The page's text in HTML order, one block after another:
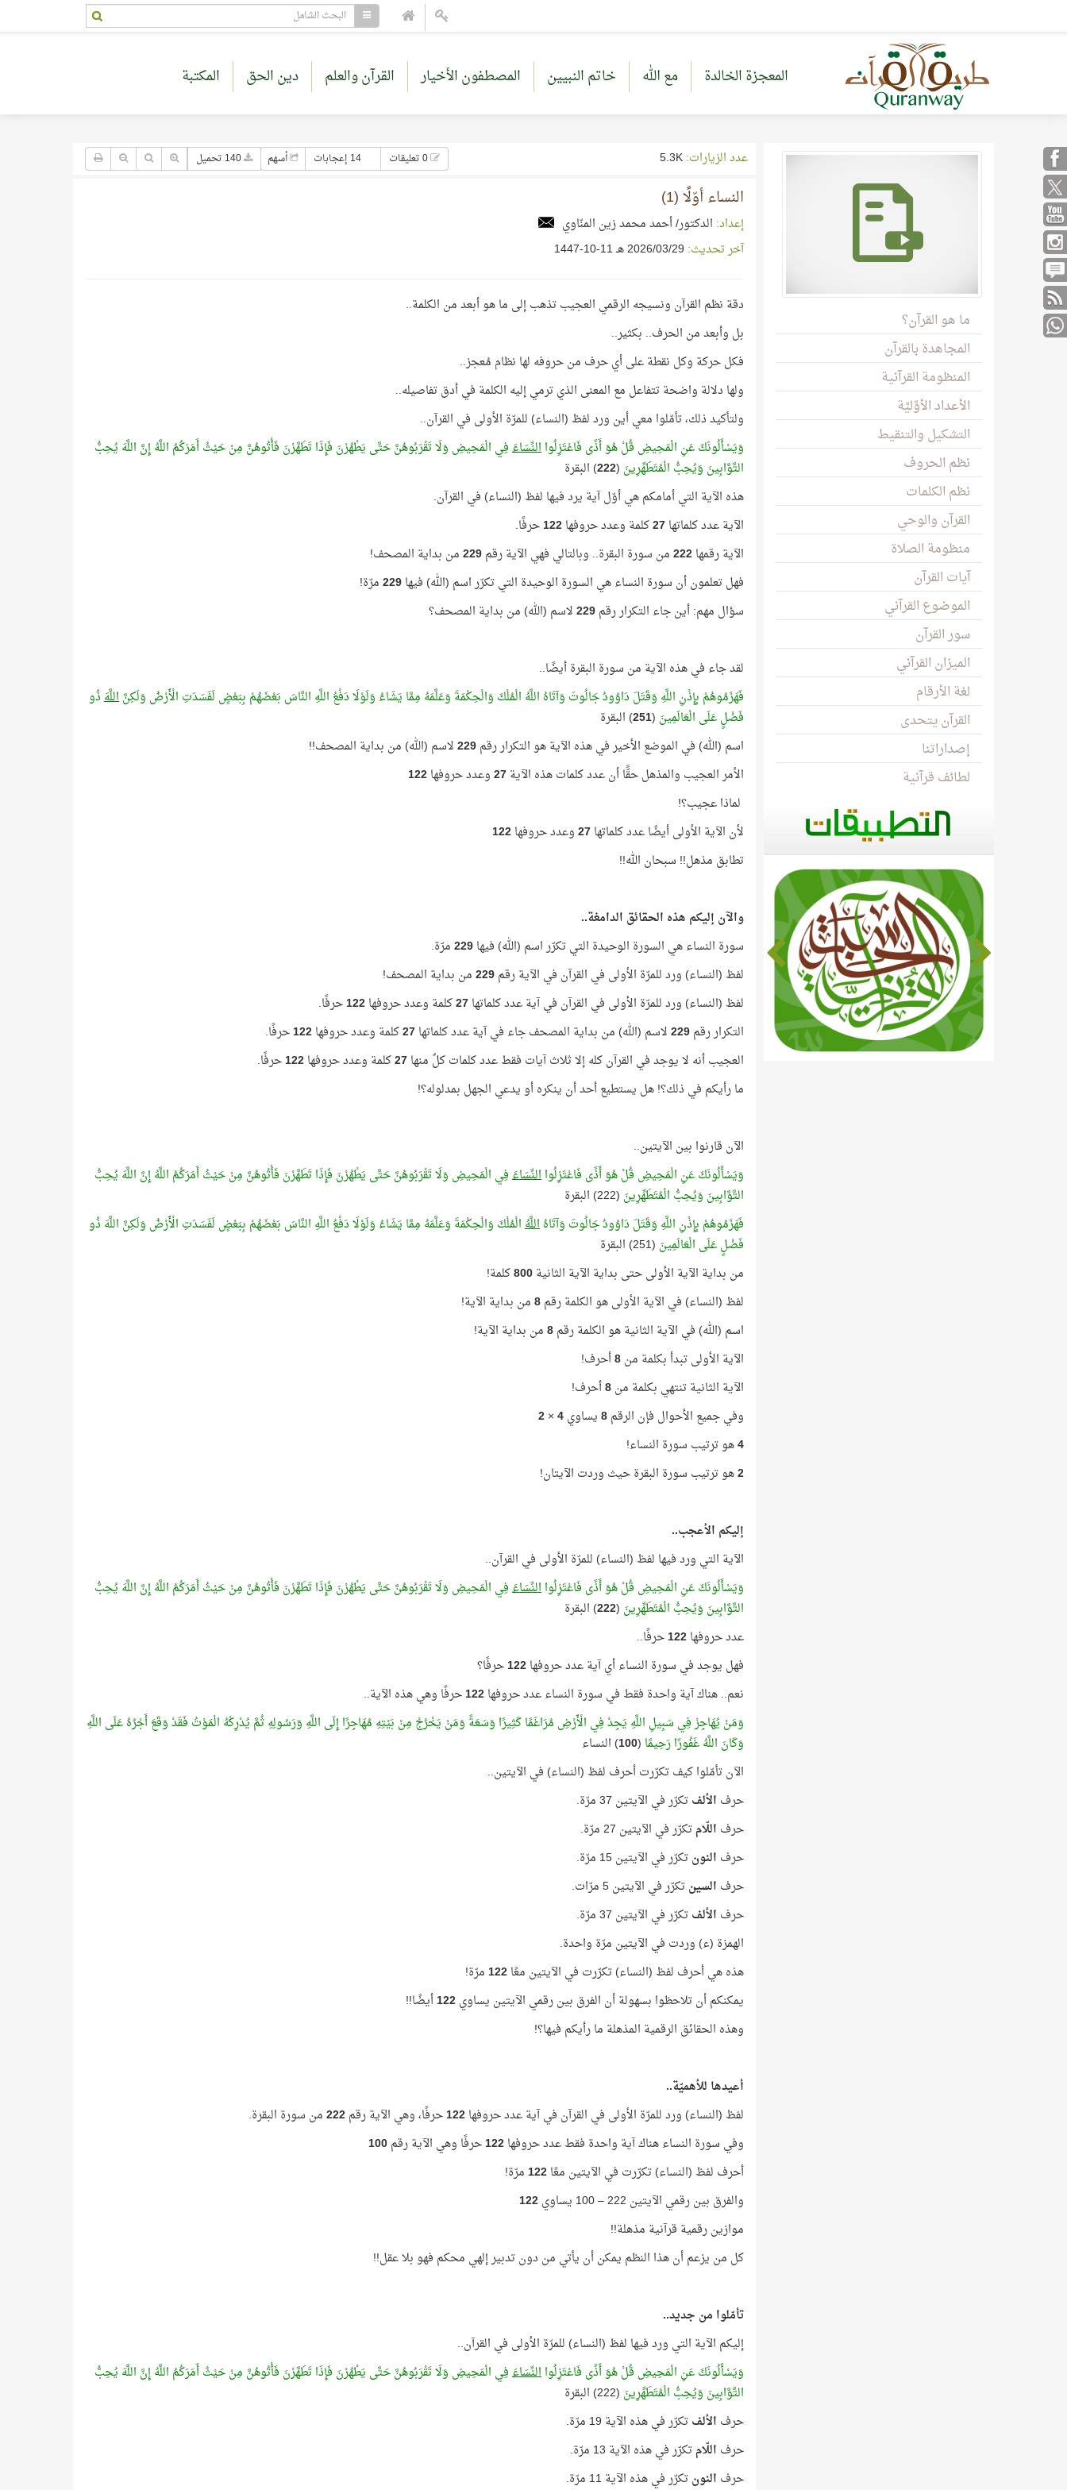
المعجزة الخالدة مع الله خاتم النبيين المصطفون الأخيار القرآن والعلم دين الحق المكتبة
ما هو القرآن؟
المجاهدة بالقرآن
المنظومة القرآنية
الأعداد الأوَّليَّة
التشكيل والتنقيط
نظم الحروف
نظم الكلمات
القرآن والوحي
منظومة الصلاة
آيات القرآن
الموضوع القرآني
سور القرآن
الميزان القرآني
لغة الأرقام
القرآن يتحدى
إصداراتنا
لطائف قرآنية
عدد الزيارات: 14 إعجابات أسهم
النساء أوّلًا (1)
إعداد: الدكتور/ أحمد محمد زين المنّاوي
آخر تحديث: 29‏/03‏/2026 هـ 11-10-1447
دقة نظم القرآن ونسيجه الرقمي العجيب تذهب إلى ما هو أبعد من الكلمة..
بل وأبعد من الحرف.. بكثير..
فكل حركة وكل نقطة على أي حرف من حروفه لها نظام مُعجز..
ولها دلالة واضحة تتفاعل مع المعنى الذي ترمي إليه الكلمة في أدق تفاصيله..
ولتأكيد ذلك، تأمّلوا معي أين ورد لفظ (النساء) للمرّة الأولى في القرآن..
وَيَسْأَلُونَكَ عَنِ الْمَحِيضِ قُلْ هُوَ أَذًى فَاعْتَزِلُواالنِّسَاءَفِي الْمَحِيضِ وَلَا تَقْرَبُوهُنَّ حَتَّى يَطْهُرْنَ فَإِذَا تَطَهَّرْنَ فَأْتُوهُنَّ مِنْ حَيْثُ أَمَرَكُمُ اللَّهُ إِنَّ اللَّهَ يُحِبُّ
التَّوَّابِينَ وَيُحِبُّ الْمُتَطَهِّرِينَ (
222) البقرة
هذه الآية التي أمامكم هي أوّل آية يرد فيها لفظ (النساء) في القرآن.
الآية عدد كلماتها27كلمة وعدد حروفها122حرفًا.
الآية رقمها222من سورة البقرة.. وبالتالي فهي الآية رقم229من بداية المصحف!
فهل تعلمون أن سورة النساء هي السورة الوحيدة التي تكرّر اسم (الله) فيها229مرّة!
سؤال مهم: أين جاء التكرار رقم229لاسم (الله) من بداية المصحف؟
لقد جاء في هذه الآية من سورة البقرة أيضًا..
فَهَزَمُوهُمْ بِإِذْنِ اللَّهِ وَقَتَلَ دَاوُودُ جَالُوتَ وَآتَاهُ اللَّهُ الْمُلْكَ وَالْحِكْمَةَ وَعَلَّمَهُ مِمَّا يَشَاءُ وَلَوْلَا دَفْعُ اللَّهِ النَّاسَ بَعْضَهُمْ بِبَعْضٍ لَفَسَدَتِ الْأَرْضُ وَلَكِنَّاللَّهَذُو
فَضْلٍ عَلَى الْعَالَمِينَ (
251) البقرة
اسم (الله) في الموضع الأخير في هذه الآية هو التكرار رقم229لاسم (الله) من بداية المصحف!!
الأمر العجيب والمذهل حقًّا أن عدد كلمات هذه الآية27وعدد حروفها122
لماذا عجيب؟!
لأن الآية الأولى أيضًا عدد كلماتها27وعدد حروفها122
تطابق مذهل!! سبحان الله!!
والآن إليكم هذه الحقائق الدامغة..
سورة النساء هي السورة الوحيدة التي تكرّر اسم (الله) فيها229مرّة.
لفظ (النساء) ورد للمرّة الأولى في القرآن في الآية رقم229من بداية المصحف!
لفظ (النساء) ورد للمرّة الأولى في القرآن في آية عدد كلماتها27كلمة وعدد حروفها122حرفًا.
التكرار رقم229لاسم (الله) من بداية المصحف جاء في آية عدد كلماتها27كلمة وعدد حروفها122حرفًا.
العجيب أنه لا يوجد في القرآن كله إلا ثلاث آيات فقط عدد كلمات كلٌ منها27كلمة وعدد حروفها122حرفًا.
ما رأيكم في ذلك؟! هل يستطيع أحد أن ينكره أو يدعي الجهل بمدلوله؟!
الآن قارنوا بين الآيتين..
وَيَسْأَلُونَكَ عَنِ الْمَحِيضِ قُلْ هُوَ أَذًى فَاعْتَزِلُواالنِّسَاءَفِي الْمَحِيضِ وَلَا تَقْرَبُوهُنَّ حَتَّى يَطْهُرْنَ فَإِذَا تَطَهَّرْنَ فَأْتُوهُنَّ مِنْ حَيْثُ أَمَرَكُمُ اللَّهُ إِنَّ اللَّهَ يُحِبُّ
التَّوَّابِينَ وَيُحِبُّ الْمُتَطَهِّرِينَ (222) البقرة
فَهَزَمُوهُمْ بِإِذْنِ اللَّهِ وَقَتَلَ دَاوُودُ جَالُوتَ وَآتَاهُاللَّهُالْمُلْكَ وَالْحِكْمَةَ وَعَلَّمَهُ مِمَّا يَشَاءُ وَلَوْلَا دَفْعُ اللَّهِ النَّاسَ بَعْضَهُمْ بِبَعْضٍ لَفَسَدَتِ الْأَرْضُ وَلَكِنَّ اللَّهَ ذُو
فَضْلٍ عَلَى الْعَالَمِينَ (251) البقرة
من بداية الآية الأولى حتى بداية الآية الثانية800كلمة!
لفظ (النساء) في الآية الأولى هو الكلمة رقم8من بداية الآية!
اسم (الله) في الآية الثانية هو الكلمة رقم8من بداية الآية!
الآية الأولى تبدأ بكلمة من8أحرف!
الآية الثانية تنتهي بكلمة من8أحرف!
وفي جميع الأحوال فإن الرقم8يساوي4
×
2
4هو ترتيب سورة النساء!
2هو ترتيب سورة البقرة حيث وردت الآيتان!
إليكم الأعجب..
الآية التي ورد فيها لفظ (النساء) للمرّة الأولى في القرآن..
وَيَسْأَلُونَكَ عَنِ الْمَحِيضِ قُلْ هُوَ أَذًى فَاعْتَزِلُواالنِّسَاءَفِي الْمَحِيضِ وَلَا تَقْرَبُوهُنَّ حَتَّى يَطْهُرْنَ فَإِذَا تَطَهَّرْنَ فَأْتُوهُنَّ مِنْ حَيْثُ أَمَرَكُمُ اللَّهُ إِنَّ اللَّهَ يُحِبُّ
التَّوَّابِينَ وَيُحِبُّ الْمُتَطَهِّرِينَ (
222) البقرة
عدد حروفها122حرفًا..
فهل يوجد في سورة النساء أي آية عدد حروفها122حرفًا؟
نعم.. هناك آية واحدة فقط في سورة النساء عدد حروفها122حرفًا وهي هذه الآية..
وَمَنْ يُهَاجِرْ فِي سَبِيلِ اللَّهِ يَجِدْ فِي الْأَرْضِ مُرَاغَمًا كَثِيرًا وَسَعَةً وَمَنْ يَخْرُجْ مِنْ بَيْتِهِ مُهَاجِرًا إِلَى اللَّهِ وَرَسُولِهِ ثُمَّ يُدْرِكْهُ الْمَوْتُ فَقَدْ وَقَعَ أَجْرُهُ عَلَى اللَّهِ
وَكَانَ اللَّهُ غَفُورًا رَحِيمًا (
100) النساء
الآن تأمّلوا كيف تكرّرت أحرف لفظ (النساء) في الآيتين..
حرف الألفتكرّر في الآيتين 37 مرّة.
حرف اللّامتكرّر في الآيتين 27 مرّة.
حرف النونتكرّر في الآيتين 15 مرّة.
حرف السينتكرّر في الآيتين 5 مرّات.
حرف الألفتكرّر في الآيتين 37 مرّة.
الهمزة (ء) وردت في الآيتين مرّة واحدة.
هذه هي أحرف لفظ (النساء) تكرّرت في الآيتين معًا122مرّة!
يمكنكم أن تلاحظوا بسهولة أن الفرق بين رقمي الآيتين يساوي122أيضًا!!
وهذه الحقائق الرقمية المذهلة ما رأيكم فيها؟!
أعيدها للأهميّة..
لفظ (النساء) ورد للمرّة الأولى في القرآن في آية عدد حروفها122حرفًا، وهي الآية رقم222من سورة البقرة.
وفي سورة النساء هناك آية واحدة فقط عدد حروفها122حرفًا وهي الآية رقم100
أحرف لفظ (النساء) تكرّرت في الآيتين معًا122مرّة!
والفرق بين رقمي الآيتين 222 – 100 يساوي
122
موازين رقمية قرآنية مذهلة!!
كل من يزعم أن هذا النظم يمكن أن يأتي من دون تدبير إلهي محكم فهو بلا عقل!!
تأمّلوا من جديد..
إليكم الآية التي ورد فيها لفظ (النساء) للمرّة الأولى في القرآن..
وَيَسْأَلُونَكَ عَنِ الْمَحِيضِ قُلْ هُوَ أَذًى فَاعْتَزِلُواالنِّسَاءَفِي الْمَحِيضِ وَلَا تَقْرَبُوهُنَّ حَتَّى يَطْهُرْنَ فَإِذَا تَطَهَّرْنَ فَأْتُوهُنَّ مِنْ حَيْثُ أَمَرَكُمُ اللَّهُ إِنَّ اللَّهَ يُحِبُّ
التَّوَّابِينَ وَيُحِبُّ الْمُتَطَهِّرِينَ (222) البقرة
حرف الألفتكرّر في هذه الآية 19 مرّة.
حرف اللّامتكرّر في هذه الآية 13 مرّة.
حرف النونتكرّر في هذه الآية 11 مرّة.